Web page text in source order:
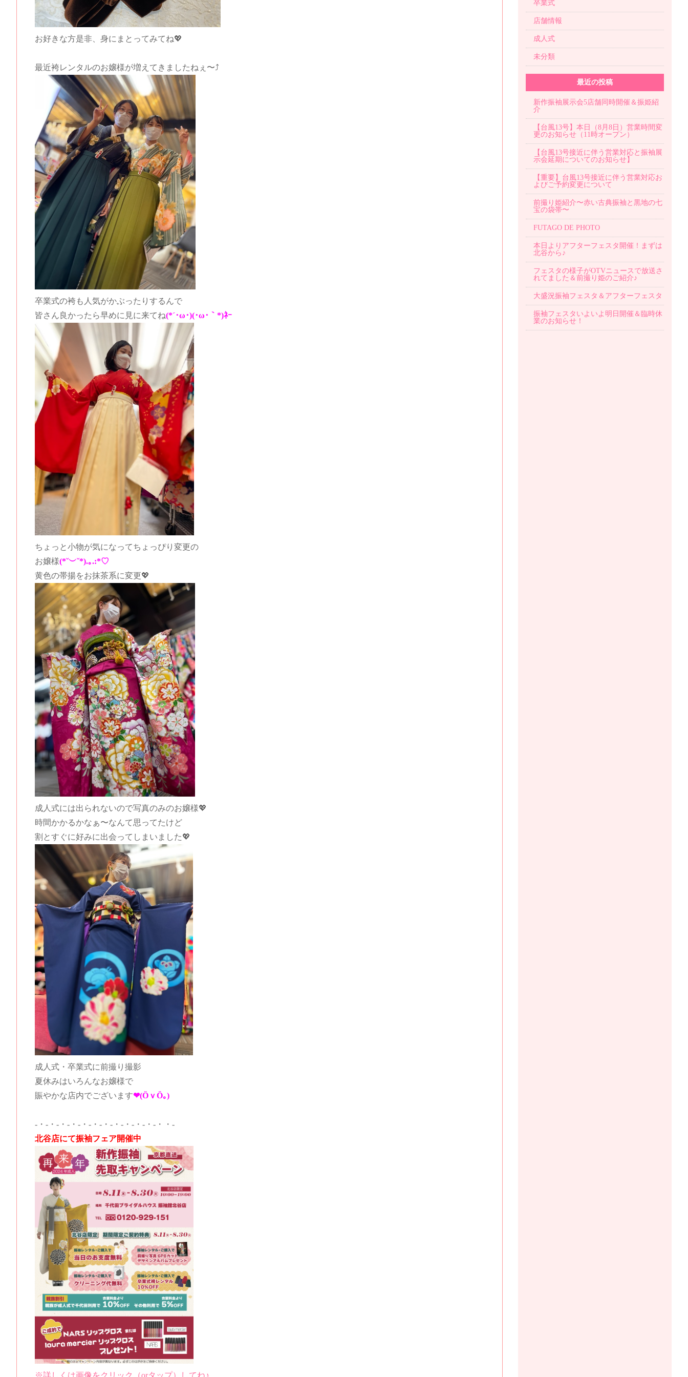
お好きな方是非、身にまとってみてね💖
最近袴レンタルのお嬢様が増えてきましたねぇ〜⤴
卒業式の袴も人気がかぶったりするんで
皆さん良かったら早めに見に来てね(*´･ω･)(･ω･｀*)ﾈｰ
ちょっと小物が気になってちょっぴり変更の
お嬢様(*˘︶˘*).｡.:*♡
黄色の帯揚をお抹茶系に変更💖
成人式には出られないので写真のみのお嬢様💖
時間かかるかなぁ〜なんて思ってたけど
割とすぐに好みに出会ってしまいました💖
成人式・卒業式に前撮り撮影
夏休みはいろんなお嬢様で
賑やかな店内でございます❤(ӦｖӦ｡)
-・-・-・-・-・-・-・-・-・-・-・-・・-
北谷店にて振袖フェア開催中
※詳しくは画像をクリック（orタップ）してね♪
卒業式
店舗情報
成人式
未分類
最近の投稿
新作振袖展示会5店舗同時開催＆振姫紹
介
【台風13号】本日（8月8日）営業時間変
更のお知らせ（11時オープン）
【台風13号接近に伴う営業対応と振袖展
示会延期についてのお知らせ】
【重要】台風13号接近に伴う営業対応お
よびご予約変更について
前撮り姫紹介〜赤い古典振袖と黒地の七
宝の袋帯〜
FUTAGO DE PHOTO
本日よりアフターフェスタ開催！まずは
北谷から♪
フェスタの様子がOTVニュースで放送さ
れてました＆前撮り姫のご紹介♪
大盛況振袖フェスタ＆アフターフェスタ
振袖フェスタいよいよ明日開催＆臨時休
業のお知らせ！